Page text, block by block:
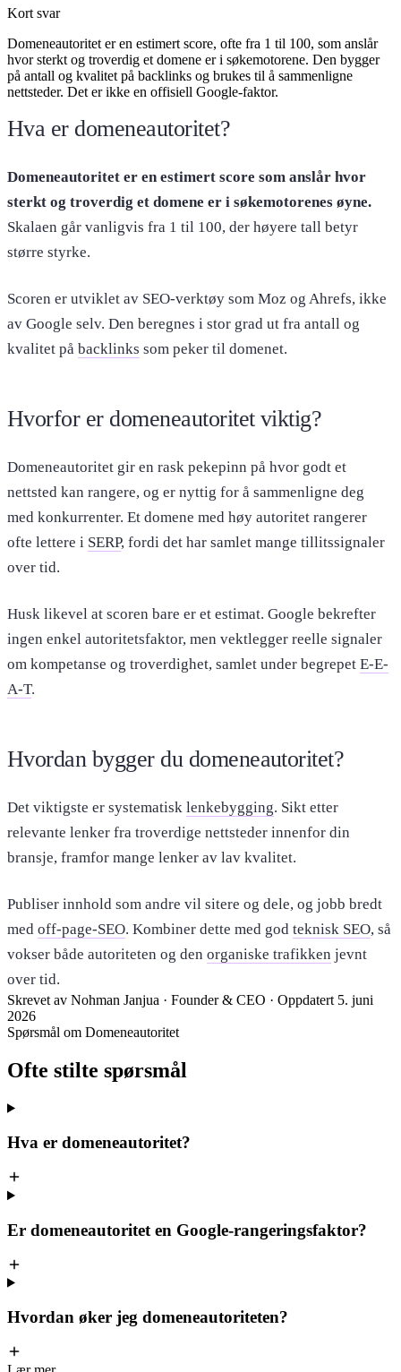
Kort svar
Domeneautoritet er en estimert score, ofte fra 1 til 100, som anslår
hvor sterkt og troverdig et domene er i søkemotorene. Den bygger
på antall og kvalitet på backlinks og brukes til å sammenligne
nettsteder. Det er ikke en offisiell Google-faktor.
Hva er domeneautoritet?
Domeneautoritet er en estimert score som anslår hvor
sterkt og troverdig et domene er i søkemotorenes øyne.
Skalaen går vanligvis fra 1 til 100, der høyere tall betyr
større styrke.
Scoren er utviklet av SEO-verktøy som Moz og Ahrefs, ikke
av Google selv. Den beregnes i stor grad ut fra antall og
kvalitet på backlinks som peker til domenet.
Hvorfor er domeneautoritet viktig?
Domeneautoritet gir en rask pekepinn på hvor godt et
nettsted kan rangere, og er nyttig for å sammenligne deg
med konkurrenter. Et domene med høy autoritet rangerer
ofte lettere i SERP, fordi det har samlet mange tillitssignaler
over tid.
Husk likevel at scoren bare er et estimat. Google bekrefter
ingen enkel autoritetsfaktor, men vektlegger reelle signaler
om kompetanse og troverdighet, samlet under begrepet E-E-
A-T.
Hvordan bygger du domeneautoritet?
Det viktigste er systematisk lenkebygging. Sikt etter
relevante lenker fra troverdige nettsteder innenfor din
bransje, framfor mange lenker av lav kvalitet.
Publiser innhold som andre vil sitere og dele, og jobb bredt
med off-page-SEO. Kombiner dette med god teknisk SEO, så
vokser både autoriteten og den organiske trafikken jevnt
over tid.
Skrevet av Nohman Janjua · Founder & CEO · Oppdatert 5. juni
2026
Spørsmål om Domeneautoritet
Ofte stilte spørsmål
Hva er domeneautoritet?
Er domeneautoritet en Google-rangeringsfaktor?
Hvordan øker jeg domeneautoriteten?